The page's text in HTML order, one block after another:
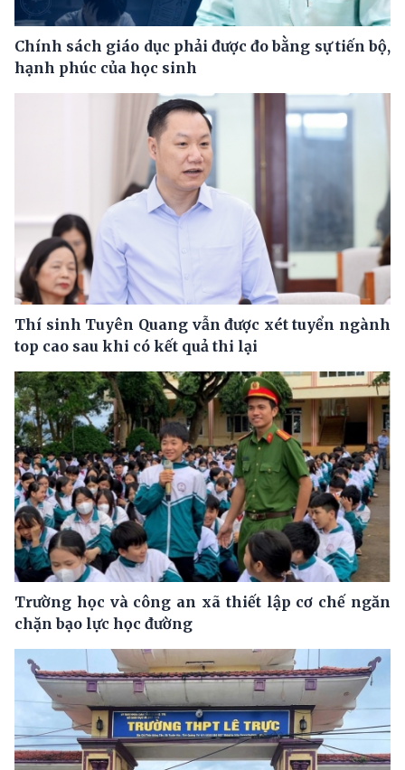
Chính sách giáo dục phải được đo bằng sự tiến bộ,
hạnh phúc của học sinh
Thí sinh Tuyên Quang vẫn được xét tuyển ngành
top cao sau khi có kết quả thi lại
Trường học và công an xã thiết lập cơ chế ngăn
chặn bạo lực học đường